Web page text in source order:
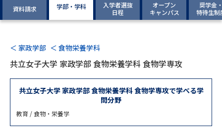
過去問題集
専門学校の資料請求 大学院の資料請求
留学・進学関連、塾・予備校
大学入学共通テスト「受験案
内」の請求
大学入学共通テスト「受験上の
配慮案内」の請求
資料請求 学部・学科
入学者選抜
日程
オープン
キャンパス
奨学金
特待生制
＜ 家政学部 ＜ 食物栄養学科
共立女子大学 家政学部 食物栄養学科 食物学専攻
共立女子大学 家政学部 食物栄養学科 食物学専攻で学べる学
問分野
教育 / 食物・栄養学